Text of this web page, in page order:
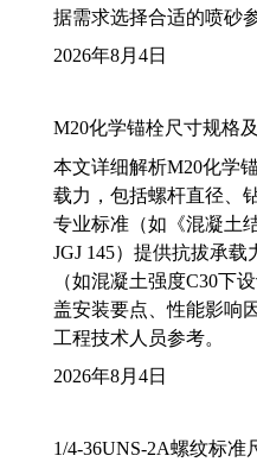
据需求选择合适的喷砂参
2026年8月4日
M20化学锚栓尺寸规格
本文详细解析M20化学
载力，包括螺杆直径、
专业标准（如《混凝土
JGJ 145）提供抗拔承
（如混凝土强度C30下
盖安装要点、性能影响
工程技术人员参考。
2026年8月4日
1/4-36UNS-2A螺纹标准